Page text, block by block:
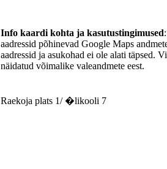
Info kaardi kohta ja kasutustingimused
aadressid põhinevad Google Maps
aadressid ja asukohad ei ole alati täpsed.
näidatud võimalike valeandmete eest.
Raekoja plats 1/ �likooli 7